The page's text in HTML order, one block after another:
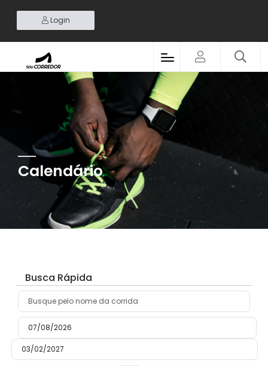
Login
Calendário
Busca Rápida